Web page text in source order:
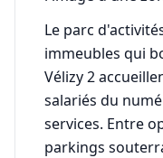
Le parc
immeubles qui
Vélizy 2
salariés du
services. Entre
parkings